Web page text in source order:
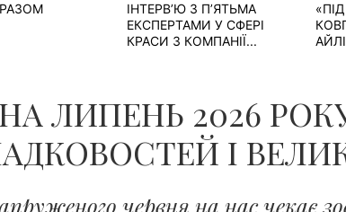
ІНТЕРВ’Ю З П’ЯТЬМА
ЕКСПЕРТАМИ У СФЕРІ
КРАСИ З КОМПАНІЇ...
ЛИПЕНЬ 2026
І
червня на нас чекає